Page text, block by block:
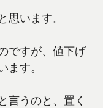
思います。
ですが、値下げ
す。
言うのと、置く